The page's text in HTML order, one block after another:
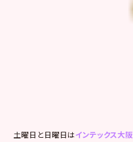
土曜日と日曜日はインテックス大阪